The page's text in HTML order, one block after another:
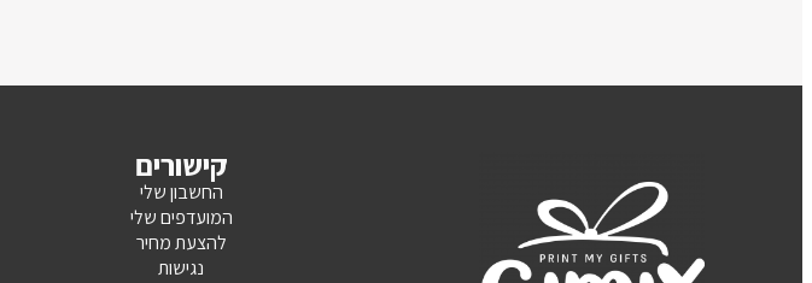
קישורים
החשבון שלי
המועדפים שלי
להצעת מחיר
נגישות